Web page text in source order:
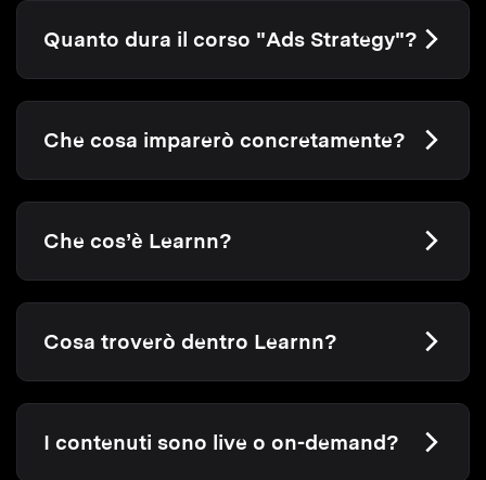
Quanto dura il corso "Ads Strategy"?
Che cosa imparerò concretamente?
Che cos’è Learnn?
Cosa troverò dentro Learnn?
I contenuti sono live o on-demand?